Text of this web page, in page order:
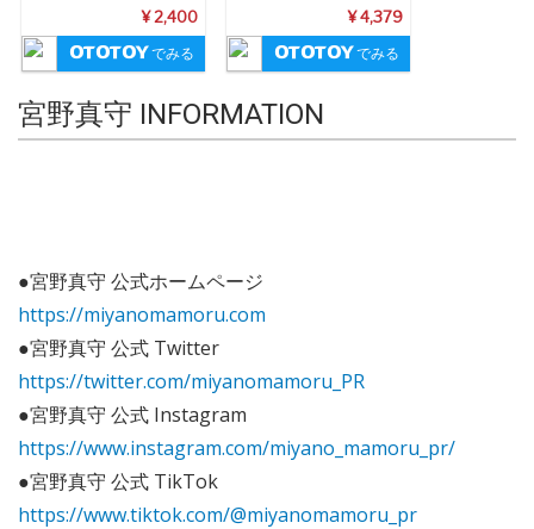
¥ 2,400
でみる
¥ 4,379
でみる
宮野真守 INFORMATION
●宮野真守 公式ホームページ
https://miyanomamoru.com
●宮野真守 公式 Twitter
https://twitter.com/miyanomamoru_PR
●宮野真守 公式 Instagram
https://www.instagram.com/miyano_mamoru_pr/
●宮野真守 公式 TikTok
https://www.tiktok.com/@miyanomamoru_pr